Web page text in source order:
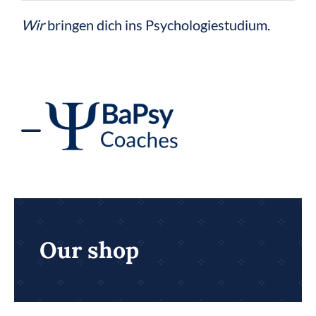
InhaltWirbringen dich ins Psychologiestudium.
Toggle
BaPsy Rechner 2026
Our shop